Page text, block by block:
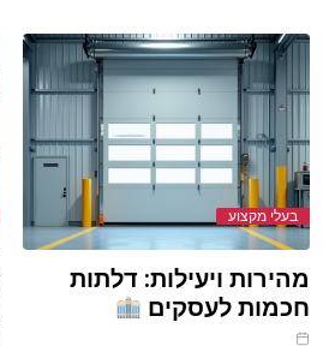
בעלי מקצוע
מהירות ויעילות: דלתות
חכמות לעסקים